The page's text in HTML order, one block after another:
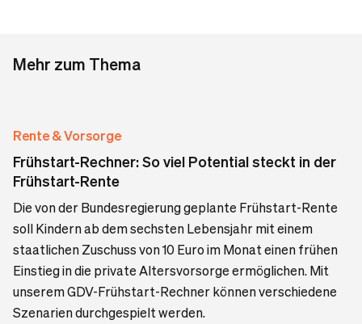
Mehr zum Thema
Rente & Vorsorge
Frühstart-Rechner: So viel Potential steckt in der
Frühstart-Rente
Die von der Bundesregierung geplante Frühstart-Rente
soll Kindern ab dem sechsten Lebensjahr mit einem
staatlichen Zuschuss von 10 Euro im Monat einen frühen
Einstieg in die private Altersvorsorge ermöglichen. Mit
unserem GDV-Frühstart-Rechner können verschiedene
Szenarien durchgespielt werden.